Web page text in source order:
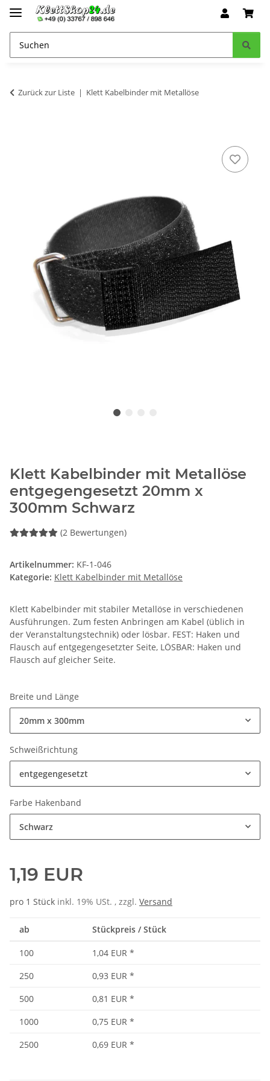
Zurück zur Liste Klett Kabelbinder mit Metallöse
Klett Kabelbinder mit Metallöse
entgegengesetzt 20mm x
300mm Schwarz
(2 Bewertungen)
Artikelnummer: KF-1-046
Kategorie: Klett Kabelbinder mit Metallöse
Klett Kabelbinder mit stabiler Metallöse in verschiedenen
Ausführungen. Zum festen Anbringen am Kabel (üblich in
der Veranstaltungstechnik) oder lösbar. FEST: Haken und
Flausch auf entgegengesetzter Seite, LÖSBAR: Haken und
Flausch auf gleicher Seite.
Breite und Länge
20mm x 300mm
Schweißrichtung
entgegengesetzt
Farbe Hakenband
Schwarz
1,19 EUR
pro 1 Stück inkl. 19% USt. , zzgl. Versand
ab Stückpreis / Stück
100 1,04 EUR *
250
0,93 EUR *
500
0,81 EUR *
1000
0,75 EUR *
2500
0,69 EUR *